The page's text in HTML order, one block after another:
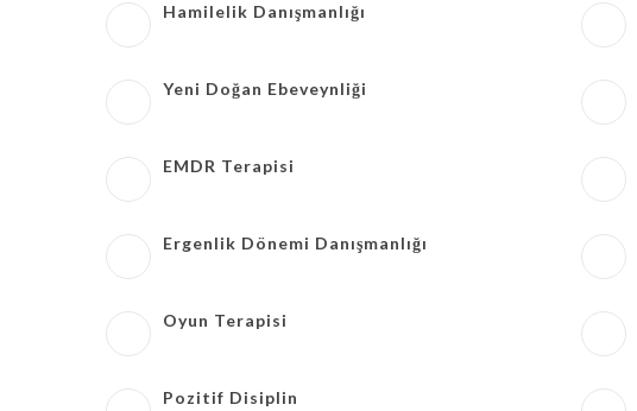
Hamilelik Danışmanlığı
Yeni Doğan Ebeveynliği
EMDR Terapisi
Ergenlik Dönemi Danışmanlığı
Oyun Terapisi
Pozitif Disiplin